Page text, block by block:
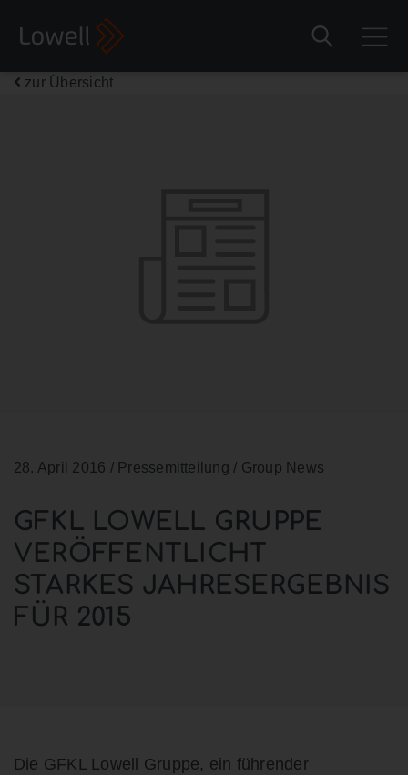
zur Übersicht
28. April 2016 / Pressemitteilung / Group News
GFKL LOWELL GRUPPE
VERÖFFENTLICHT
STARKES JAHRESERGEBNIS
FÜR 2015
Die GFKL Lowell Gruppe, ein führender